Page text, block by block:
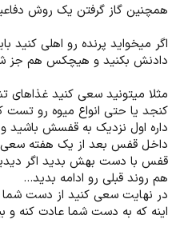
همچنین گاز گرفتن یک روش
اگر میخواید پرنده رو اهلی کنید
دادنش بکنید و هیچکس هم جز
مثلا میتونید سعی کنید غذاهای
کنجد یا حتی انواع میوه رو تست
داره اول نزدیک به قفسش باشید
داخل قفس بعد از یک هفته سعی
قفس با دست بهش بدید اگر
هم روند قبلی رو ادامه بدید...
در نهایت سعی کنید از دست شما
اینه که به دست شما عادت کنه و